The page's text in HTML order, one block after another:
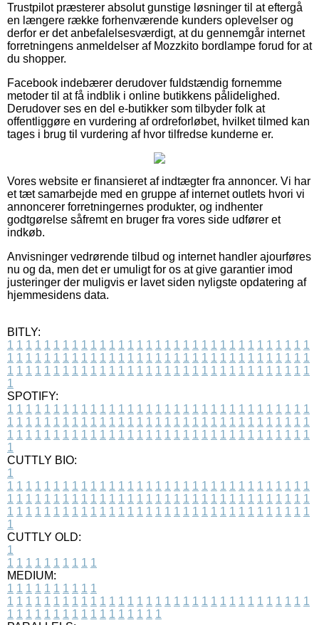
Trustpilot præsterer absolut gunstige løsninger til at eftergå
en længere række forhenværende kunders oplevelser og
derfor er det anbefalelsesværdigt, at du gennemgår internet
forretningens anmeldelser af Mozzkito bordlampe forud for at
du shopper.
Facebook indebærer derudover fuldstændig fornemme
metoder til at få indblik i online butikkens pålidelighed.
Derudover ses en del e-butikker som tilbyder folk at
offentliggøre en vurdering af ordreforløbet, hvilket tilmed kan
tages i brug til vurdering af hvor tilfredse kunderne er.
Vores website er finansieret af indtægter fra annoncer. Vi har
et tæt samarbejde med en gruppe af internet outlets hvori vi
annoncerer forretningernes produkter, og indhenter
godtgørelse såfremt en bruger fra vores side udfører et
indkøb.
Anvisninger vedrørende tilbud og internet handler ajourføres
nu og da, men det er umuligt for os at give garantier imod
justeringer der muligvis er lavet siden nyligste opdatering af
hjemmesidens data.
BITLY:
1 1 1 1 1 1 1 1 1 1 1 1 1 1 1 1 1 1 1 1 1 1 1 1 1 1 1 1 1 1 1 1 1
1 1 1 1 1 1 1 1 1 1 1 1 1 1 1 1 1 1 1 1 1 1 1 1 1 1 1 1 1 1 1 1 1
1 1 1 1 1 1 1 1 1 1 1 1 1 1 1 1 1 1 1 1 1 1 1 1 1 1 1 1 1 1 1 1 1
1
SPOTIFY:
1 1 1 1 1 1 1 1 1 1 1 1 1 1 1 1 1 1 1 1 1 1 1 1 1 1 1 1 1 1 1 1 1
1 1 1 1 1 1 1 1 1 1 1 1 1 1 1 1 1 1 1 1 1 1 1 1 1 1 1 1 1 1 1 1 1
1 1 1 1 1 1 1 1 1 1 1 1 1 1 1 1 1 1 1 1 1 1 1 1 1 1 1 1 1 1 1 1 1
1
CUTTLY BIO:
1
1 1 1 1 1 1 1 1 1 1 1 1 1 1 1 1 1 1 1 1 1 1 1 1 1 1 1 1 1 1 1 1 1
1 1 1 1 1 1 1 1 1 1 1 1 1 1 1 1 1 1 1 1 1 1 1 1 1 1 1 1 1 1 1 1 1
1 1 1 1 1 1 1 1 1 1 1 1 1 1 1 1 1 1 1 1 1 1 1 1 1 1 1 1 1 1 1 1 1
1
CUTTLY OLD:
1
1 1 1 1 1 1 1 1 1 1
MEDIUM:
1 1 1 1 1 1 1 1 1 1
1 1 1 1 1 1 1 1 1 1 1 1 1 1 1 1 1 1 1 1 1 1 1 1 1 1 1 1 1 1 1 1 1
1 1 1 1 1 1 1 1 1 1 1 1 1 1 1 1 1